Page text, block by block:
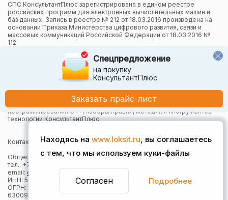
Находясь на www.loksit.ru, вы соглашаетесь
с тем, что мы используем куки-файлы
Согласен Подробнее
СПС КонсультантПлюс зарегистрирована в едином реестре
российских программ для электронных вычислительных машин и
баз данных. Запись в реестре № 212 от 18.03.2016 произведена на
основании Приказа Министерства цифрового развития, связи и
массовых коммуникаций Российской Федерации от 18.03.2016 №
112.
Компания осуществляет также и другие виды деятельности в
области информационных технологий.
Компания в рамках осуществления деятельности в области
информационных технологий (адаптация и модификация Систем
КонсультантПлюс) использует язык программирования Python,
СУБД, относящуюся к классу NoSQL-систем на языке
программирования C++, наборы правил, методик и инструментов
технологии КонсультантПлюс.
Контактная информация:
Общество с ограниченной ответственностью "Локсит"
тел.: +7 (383) 373-49-30
email: office@loksit.ru
ИНН: 5407957868
ОГРН: 1165476161410
630099, г. Новосибирск, Вокзальная магистраль, 15, оф. 625
Спецпредложение
на покупку
КонсультантПлюс
Заказать прайс-лист